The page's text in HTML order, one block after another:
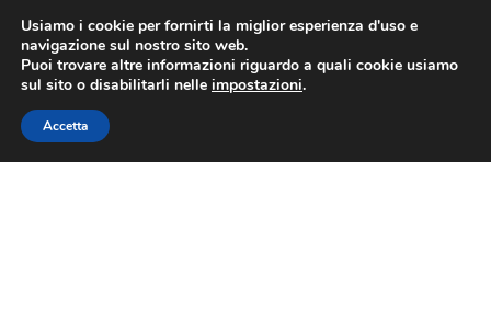
CONSEGNA da 7 EUR
Lun-Ven 9:00 - 16:00/800 580 290
Vai
alla
navigazione
Vai
al
contenuto
Usiamo i cookie per fornirti la miglior esperienza d'uso e
navigazione sul nostro sito web.
Puoi trovare altre informazioni riguardo a quali cookie usiamo
sul sito o disabilitarli nelle impostazioni.
Accetta